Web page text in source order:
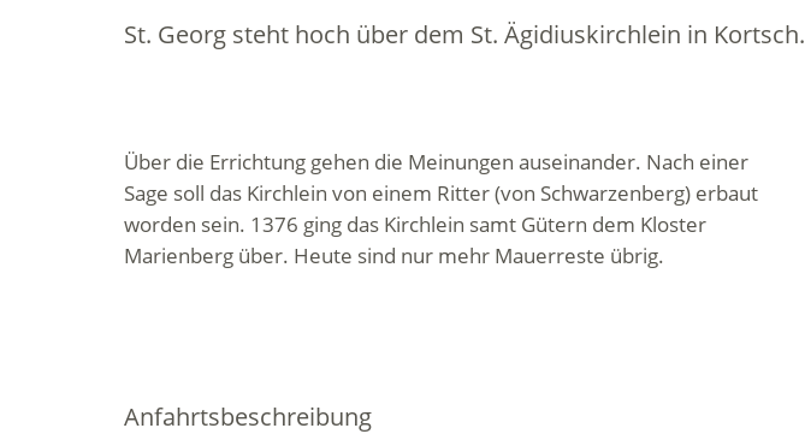
St. Georg steht hoch über dem St. Ägidiuskirchlein in Kortsch.
Über die Errichtung gehen die Meinungen auseinander. Nach einer
Sage soll das Kirchlein von einem Ritter (von Schwarzenberg) erbaut
worden sein. 1376 ging das Kirchlein samt Gütern dem Kloster
Marienberg über. Heute sind nur mehr Mauerreste übrig.
Anfahrtsbeschreibung